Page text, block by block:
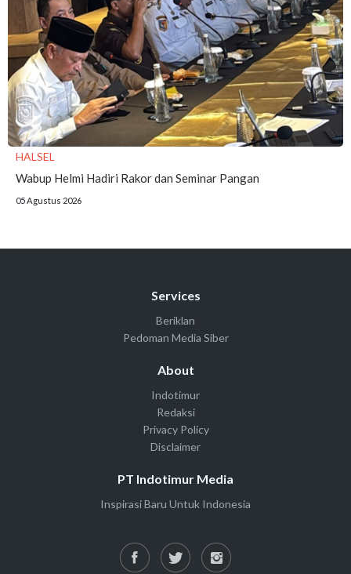
HALSEL
Wabup Helmi Hadiri Rakor dan Seminar Pangan
05 Agustus 2026
Services
Beriklan
Pedoman Media Siber
About
Indotimur
Redaksi
Privacy Policy
Disclaimer
PT Indotimur Media
Inspirasi Baru Untuk Indonesia